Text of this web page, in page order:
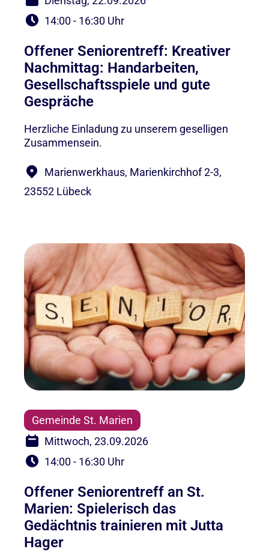
14:00 - 16:30 Uhr
Offener Seniorentreff: Kreativer
Nachmittag: Handarbeiten,
Gesellschaftsspiele und gute
Gespräche
Herzliche Einladung zu unserem geselligen
Zusammensein.
Marienwerkhaus, Marienkirchhof 2-3,
23552 Lübeck
Gemeinde St. Marien
Mittwoch, 23.09.2026
14:00 - 16:30 Uhr
Offener Seniorentreff an St.
Marien: Spielerisch das
Gedächtnis trainieren mit Jutta
Hager